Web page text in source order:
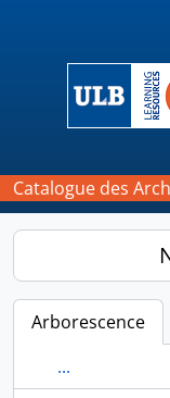
Catalogue des
Arborescence
...